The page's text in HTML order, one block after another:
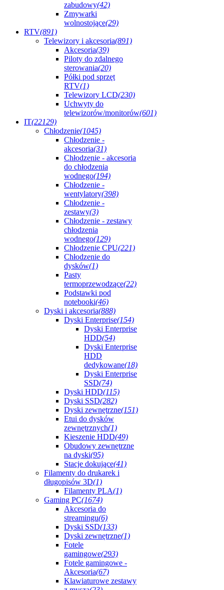
zabudowy(42)
Zmywarki
wolnostojące(29)
RTV(891)
Telewizory i akcesoria(891)
Akcesoria(39)
Piloty do zdalnego
sterowania(20)
Półki pod sprzęt
RTV(1)
Telewizory LCD(230)
Uchwyty do
telewizorów/monitorów(601)
IT(22129)
Chłodzenie(1045)
Chłodzenie -
akcesoria(31)
Chłodzenie - akcesoria
do chłodzenia
wodnego(194)
Chłodzenie -
wentylatory(398)
Chłodzenie -
zestawy(3)
Chłodzenie - zestawy
chłodzenia
wodnego(129)
Chłodzenie CPU(221)
Chłodzenie do
dysków(1)
Pasty
termoprzewodzące(22)
Podstawki pod
notebooki(46)
Dyski i akcesoria(888)
Dyski Enterprise(154)
Dyski Enterprise
HDD(54)
Dyski Enterprise
HDD
dedykowane(18)
Dyski Enterprise
SSD(74)
Dyski HDD(115)
Dyski SSD(282)
Dyski zewnętrzne(151)
Etui do dysków
zewnętrznych(1)
Kieszenie HDD(49)
Obudowy zewnętrzne
na dyski(95)
Stacje dokujące(41)
Filamenty do drukarek i
długopisów 3D(1)
Filamenty PLA(1)
Gaming PC(1674)
Akcesoria do
streamingu(6)
Dyski SSD(133)
Dyski zewnętrzne(1)
Fotele
gamingowe(293)
Fotele gamingowe -
Akcesoria(67)
Klawiaturowe zestawy